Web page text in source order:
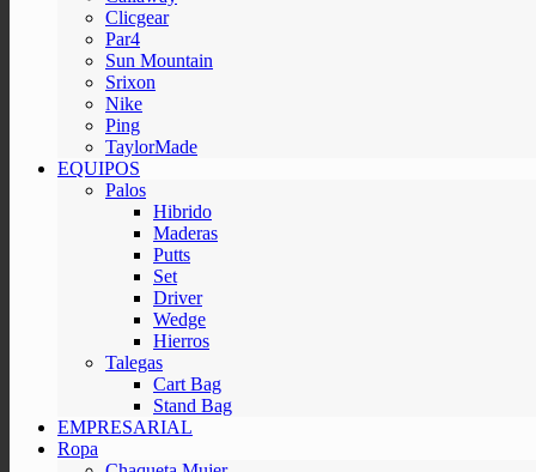
Clicgear
Par4
Sun Mountain
Srixon
Nike
Ping
TaylorMade
EQUIPOS
Palos
Hibrido
Maderas
Putts
Set
Driver
Wedge
Hierros
Talegas
Cart Bag
Stand Bag
EMPRESARIAL
Ropa